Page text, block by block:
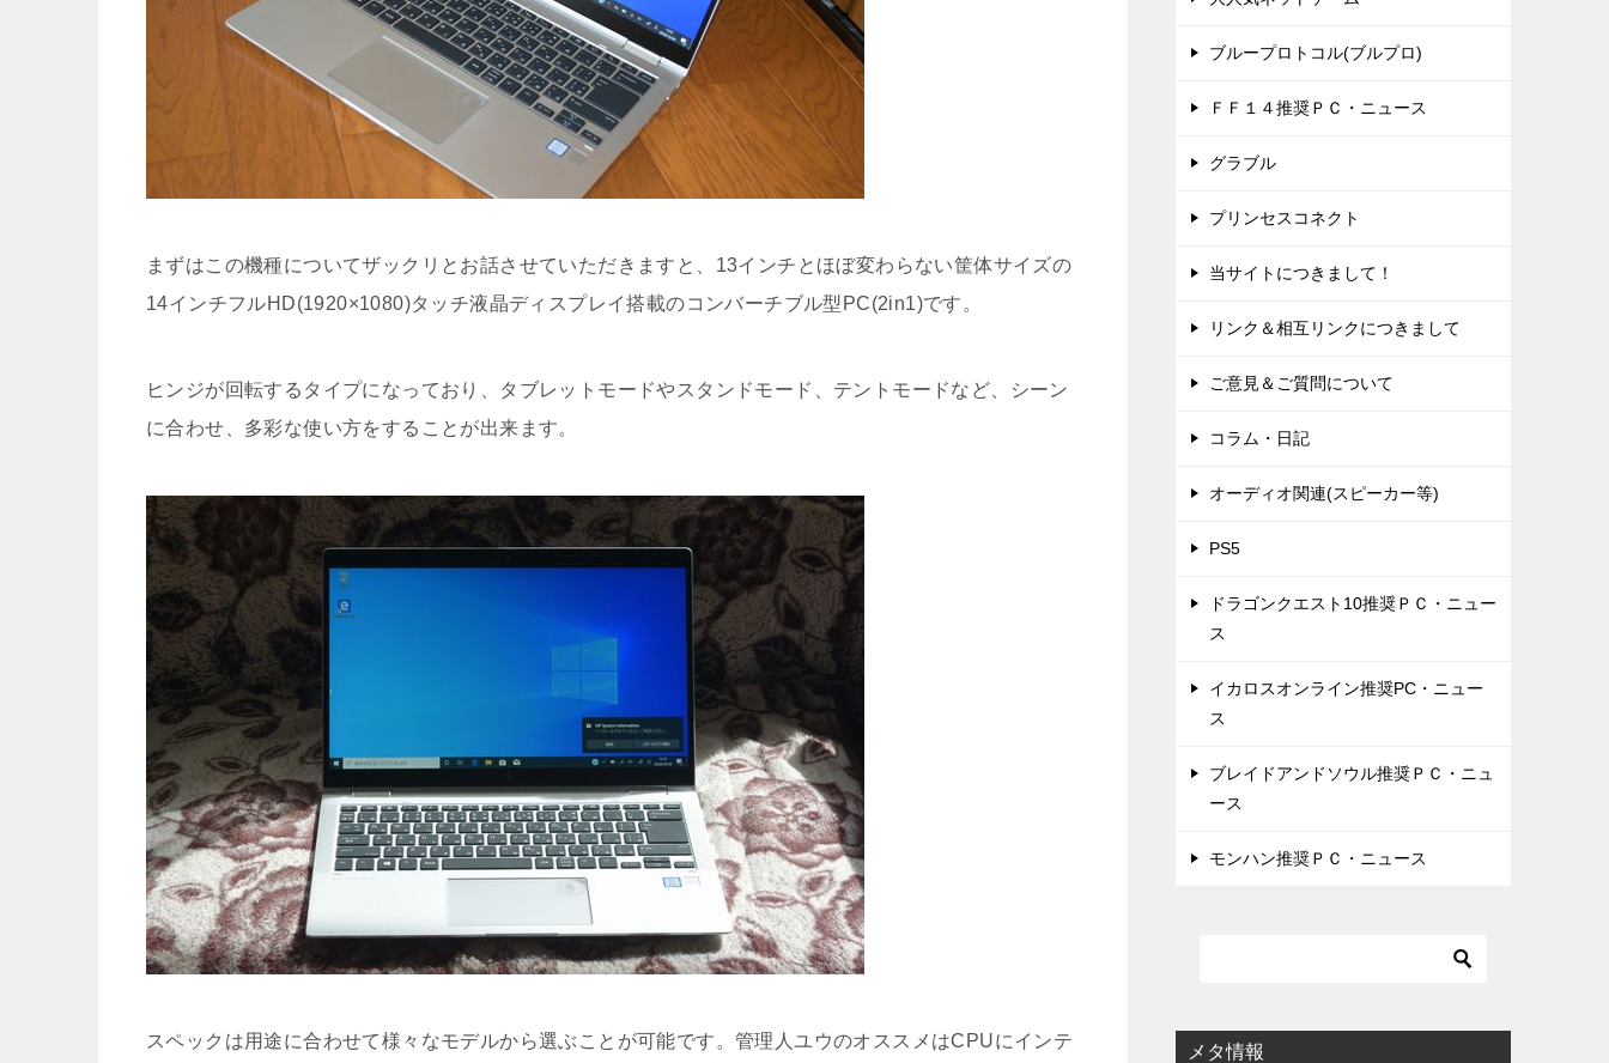
まずはこの機種についてザックリとお話させていただきますと、13インチとほぼ変わらない筐体サイズの
14インチフルHD(1920×1080)タッチ液晶ディスプレイ搭載のコンバーチブル型PC(2in1)です。
ヒンジが回転するタイプになっており、タブレットモードやスタンドモード、テントモードなど、シーン
に合わせ、多彩な使い方をすることが出来ます。
スペックは用途に合わせて様々なモデルから選ぶことが可能です。管理人ユウのオススメはCPUにインテ
ブループロトコル(ブルプロ)
ＦＦ１４推奨ＰＣ・ニュース
グラブル
プリンセスコネクト
当サイトにつきまして！
リンク＆相互リンクにつきまして
ご意見＆ご質問について
コラム・日記
オーディオ関連(スピーカー等)
PS5
ドラゴンクエスト10推奨ＰＣ・ニュー
ス
イカロスオンライン推奨PC・ニュー
ス
ブレイドアンドソウル推奨ＰＣ・ニュ
ース
モンハン推奨ＰＣ・ニュース
メタ情報